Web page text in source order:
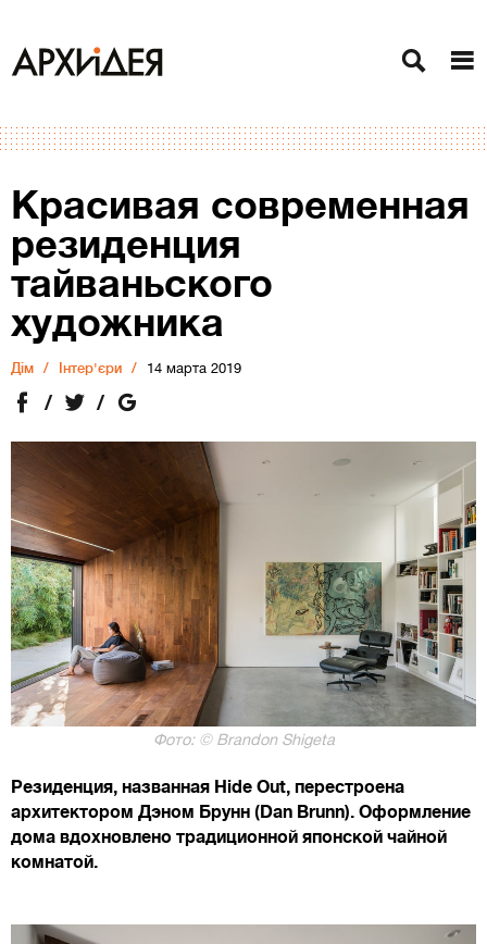
Красивая современная
резиденция
тайваньского
художника
Дiм Інтер'єри 14 марта 2019
Фото: © Brandon Shigeta
Резиденция, названная Hide Out, перестроена
архитектором Дэном Брунн (Dan Brunn). Оформление
дома вдохновлено традиционной японской чайной
комнатой.